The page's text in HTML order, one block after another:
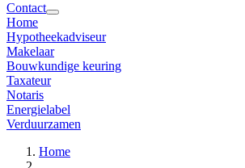
Contact
Home
Hypotheekadviseur
Makelaar
Bouwkundige keuring
Taxateur
Notaris
Energielabel
Verduurzamen
Home